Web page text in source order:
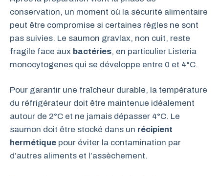
conservation, un moment où la sécurité alimentaire
peut être compromise si certaines règles ne sont
pas suivies. Le saumon gravlax, non cuit, reste
fragile face aux bactéries, en particulier Listeria
monocytogenes qui se développe entre 0 et 4°C.
Pour garantir une fraîcheur durable, la température
du réfrigérateur doit être maintenue idéalement
autour de 2°C et ne jamais dépasser 4°C. Le
saumon doit être stocké dans un récipient
hermétique pour éviter la contamination par
d’autres aliments et l’assèchement.